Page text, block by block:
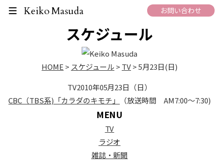
Keiko Masuda お問い合わせ
スケジュール
HOME > スケジュール > TV>5月23日(日)
TV2010年05月23日（日）
CBC（TBS系)「カラダのキモチ」
（放送時間 AM7:00～7:30)
MENU
TV
ラジオ
雑誌・新聞